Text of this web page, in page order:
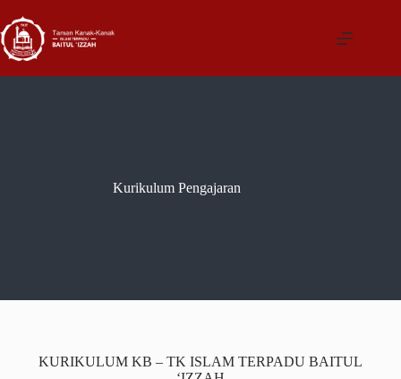
Kurikulum Pengajaran
KURIKULUM KB – TK ISLAM TERPADU BAITUL